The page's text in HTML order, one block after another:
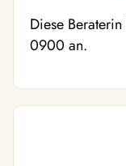
Diese
0900 an.